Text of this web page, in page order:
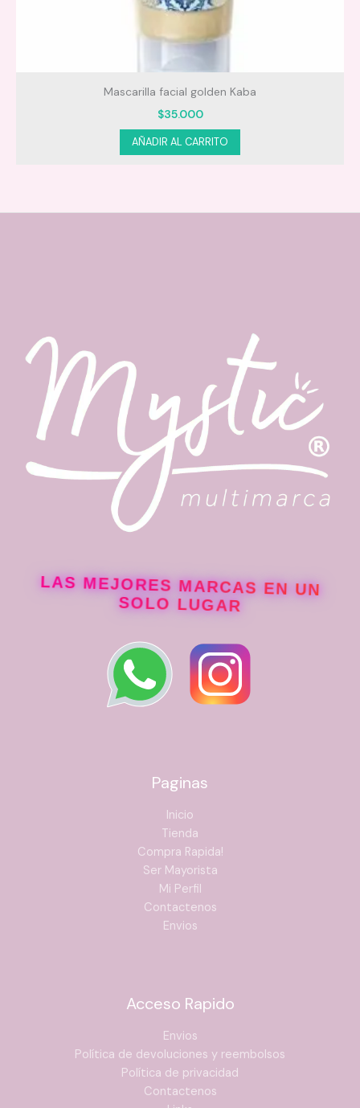
Mascarilla facial golden Kaba
$35.000
AÑADIR AL CARRITO
LAS MEJORES MARCAS EN UN
SOLO LUGAR
Paginas
Inicio
Tienda
Compra Rapida!
Ser Mayorista
Mi Perfil
Contactenos
Envios
Acceso Rapido
Envios
Política de devoluciones y reembolsos
Política de privacidad
Contactenos